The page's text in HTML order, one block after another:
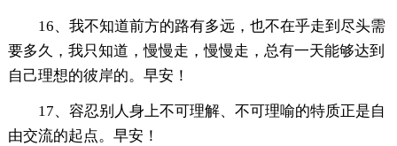
16、我不知道前方的路有多远，也不在乎走到尽头需
要多久，我只知道，慢慢走，慢慢走，总有一天能够达到
自己理想的彼岸的。早安！
17、容忍别人身上不可理解、不可理喻的特质正是自
由交流的起点。早安！